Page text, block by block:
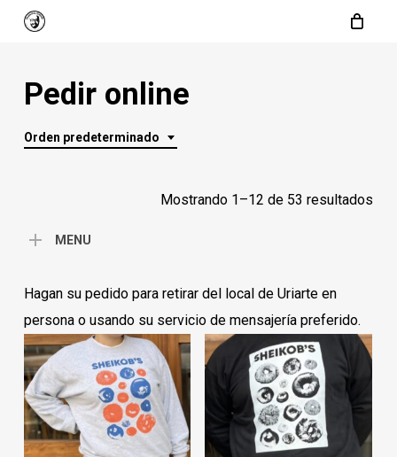
Skip
contentPedir online
Orden predeterminado
Mostrando 1–12 de 53 resultados
MENU
Hagan su pedido para retirar del local de Uriarte en
persona o usando su servicio de mensajería preferido.